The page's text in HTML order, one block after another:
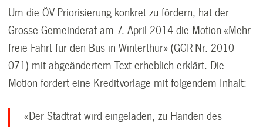
Um die ÖV-Priorisierung konkret zu fördern, hat der
Grosse Gemeinderat am 7. April 2014 die Motion «Mehr
freie Fahrt für den Bus in Winterthur» (GGR-Nr. 2010-
071) mit abgeändertem Text erheblich erklärt. Die
Motion fordert eine Kreditvorlage mit folgendem Inhalt:
«Der Stadtrat wird eingeladen, zu Handen des